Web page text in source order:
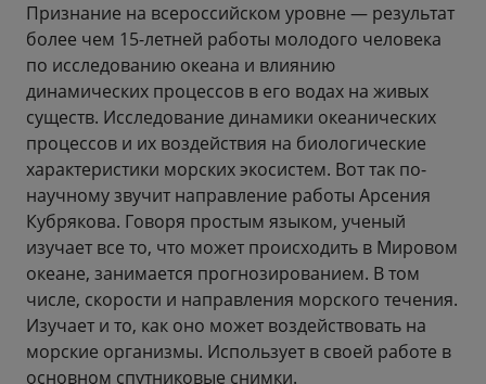
Признание на всероссийском уровне — результат
более чем 15-летней работы молодого человека
по исследованию океана и влиянию
динамических процессов в его водах на живых
существ. Исследование динамики океанических
процессов и их воздействия на биологические
характеристики морских экосистем. Вот так по-
научному звучит направление работы Арсения
Кубрякова. Говоря простым языком, ученый
изучает все то, что может происходить в Мировом
океане, занимается прогнозированием. В том
числе, скорости и направления морского течения.
Изучает и то, как оно может воздействовать на
морские организмы. Использует в своей работе в
основном спутниковые снимки.